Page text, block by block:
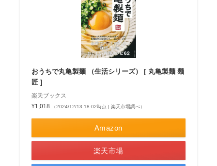
おうちで丸亀製麺 （生活シリーズ） [ 丸亀製麺 麺
匠 ]
楽天ブックス
¥1,018
（2024/12/13 18:02時点 | 楽天市場調べ）
Amazon
楽天市場